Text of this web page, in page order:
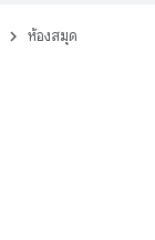
ห้องสมุด